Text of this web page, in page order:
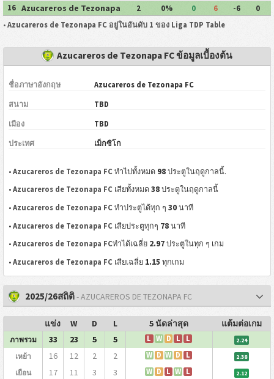
Atlacomulco
16
Azucareros de Tezonapa
FC
2 0% 0 6 -6
0
• Azucareros de Tezonapa FC อยู่ในอันดับ 1 ของ Liga TDP Table
Azucareros de Tezonapa FC ข้อมูลเบื้องต้น
ชื่อภาษาอังกฤษ Azucareros de Tezonapa FC
สนาม TBD
เมือง TBD
ประเทศ เม็กซิโก
•Azucareros de Tezonapa FC ทำไปทั้งหมด 98 ประตูในฤดูกาลนี้.
•Azucareros de Tezonapa FC เสียทั้งหมด38 ประตูในฤดูกาลนี้
•Azucareros de Tezonapa FC ทำประตูได้ทุก ๆ30 นาที
•Azucareros de Tezonapa FC เสียประตูทุกๆ 78 นาที
•Azucareros de Tezonapa FCทำได้เฉลี่ย 2.97 ประตูในทุก ๆ เกม
•Azucareros de Tezonapa FC เสียเฉลี่ย 1.15 ทุกเกม
2025/26สถิติ- AZUCAREROS DE TEZONAPA FC
แข่ง W D L 5 นัดล่าสุด แต้มต่อเกม
ภาพรวม 33 23 5 5 L W D L L 2.24
เหย้า 16 12 2 2 W D W D L 2.38
เยือน 17 11 3 3 W D L W L 2.12